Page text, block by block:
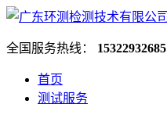
全国服务热线： 15322932685
首页
测试服务